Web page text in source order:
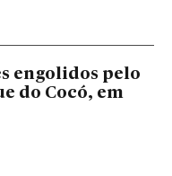
engolidos pelo
do Cocó, em